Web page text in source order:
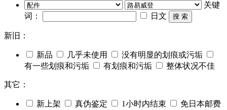
关键
词：
日文 搜 索
新旧：
新品 几乎未使用
没有明显的划痕或污垢
有一些划痕和污垢
有划痕和污垢 整体状况不佳
其它：
新上架 真伪鉴定 1小时内结束
免日本邮费